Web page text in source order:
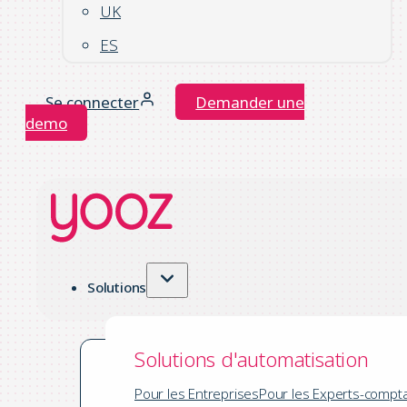
UK
ES
Se connecter
Demander une
demo
Solutions
Solutions d'automatisation
Pour les EntreprisesPour les Experts-